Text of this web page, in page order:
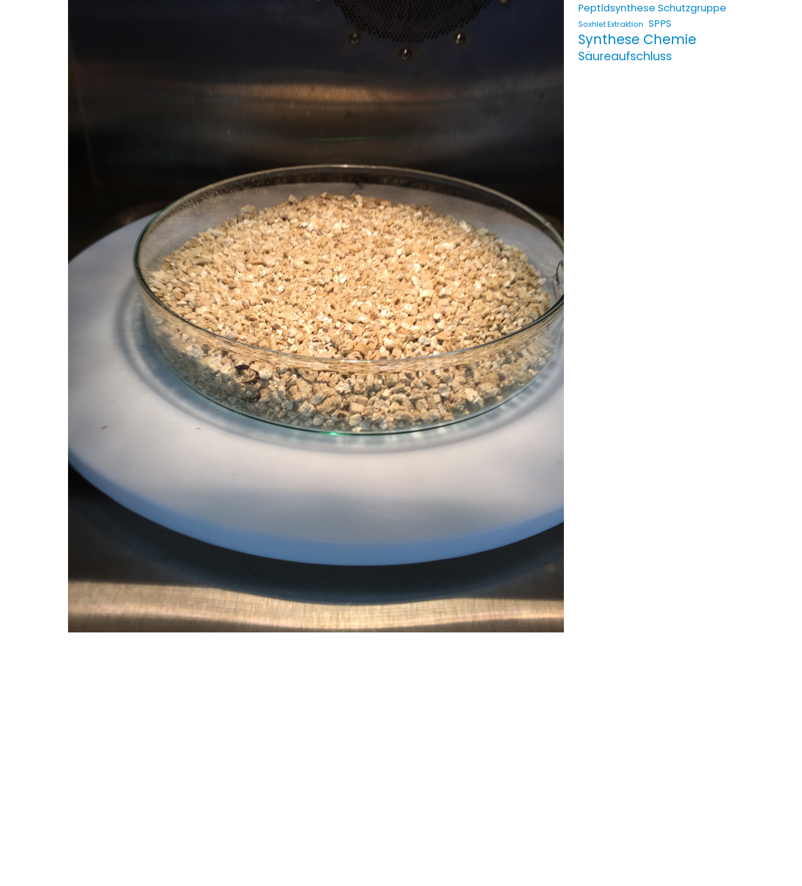
Peptidsynthese Schutzgruppe
Soxhlet Extraktion SPPS
Synthese Chemie
Säureaufschluss